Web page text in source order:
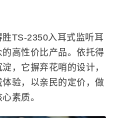
TS-2350入耳式监听耳
高性价比产品。依托得
，它摒弃花哨的设计，
验，以亲民的定价，做
素质。